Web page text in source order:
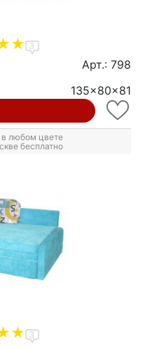
3
Арт.: 798
135x80x81
любом цвете
бесплатно
3